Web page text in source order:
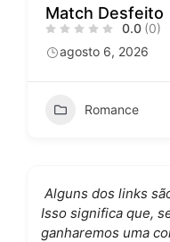
Match Desfeito
0.0 (0)
agosto 6, 2026
Romance
Alguns dos links
Isso significa que,
ganharemos uma